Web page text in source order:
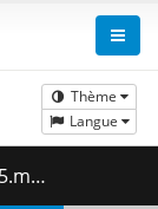
Thème
Langue
)